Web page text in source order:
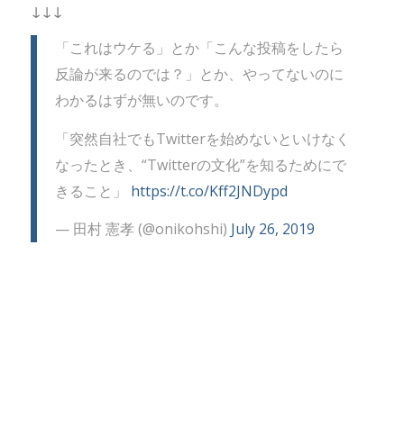
↓↓↓
「これはウケる」とか「こんな投稿をしたら
反論が来るのでは？」とか、やってないのに
わかるはずが無いのです。
「突然自社でもTwitterを始めないといけなく
なったとき、“Twitterの文化”を知るためにで
きること」 https://t.co/Kff2JNDypd
— 田村 憲孝 (@onikohshi) July 26, 2019